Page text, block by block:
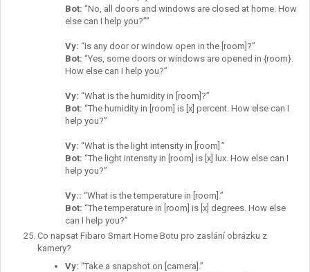
Bot: “No, all doors and windows are closed at home. How
else can I help you?””
Vy: “Is any door or window open in the [room]?”
Bot: “Yes, some doors or windows are opened in {room}.
How else can I help you?”
Vy: “What is the humidity in [room]?”
Bot: “The humidity in [room] is [x] percent. How else can I
help you?”
Vy: “What is the light intensity in [room].”
Bot: “The light intensity in [room] is [x] lux. How else can I
help you?”
Vy:: “What is the temperature in [room].”
Bot: “The temperature in [room] is [x] degrees. How else
can I help you?”
Co napsat Fibaro Smart Home Botu pro zaslání obrázku z
kamery?
Vy: “Take a snapshot on [camera].”